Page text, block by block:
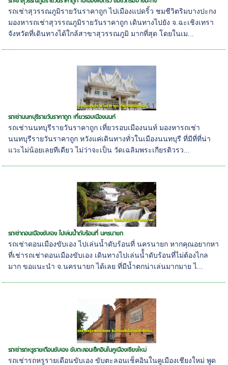
รถเช่าสุวรรณภูมิรายวันราคาถูก ไปเมืองแปดริ้ว ชมชีวิตริมบางปะกง
มองหารถเช่าสุวรรณภูมิรายวันราคาถูก เดินทางไปยัง จ.ฉะเชิงเทรา
จังหวัดที่เดินทางได้ใกล้สาขาสุวรรณภูมิ มากที่สุด โดยในเม...
รถเช่านนทบุรีรายวันราคาถูก เที่ยวรอบเมืองนนท์
รถเช่านนทบุรีรายวันราคาถูก เที่ยวรอบเมืองนนท์ มองหารถเช่า
นนทบุรีรายวันราคาถูก หวังแค่เดินทางทั่วในเมืองนนทบุรี ที่มีที่ที่น่า
แวะไม่น้อยเลยทีเดียว ไม่ว่าจะเป็น วัดเฉลิมพระเกียรติวรว...
รถเช่าดอนเมืองขับเอง ไปเล่นน้ำดับร้อนที่ นครนายก
รถเช่าดอนเมืองขับเอง ไปเล่นน้ำดับร้อนที่ นครนายก หากคุณอยากหา
ที่เช่ารถเช่าดอนเมืองขับเอง เดินทางไปเล่นน้้ำดับร้อนที่ไม่ต้องไกล
มาก ขอแนะนำ จ.นครนายก ได้เลย ที่มีน้ำตกน่าเล่นมากมาย ไ...
รถเช่ารถหรูรายเดือนขับเอง ขับตะลอนเช็คอินในคูเมืองเชียงใหม่
รถเช่ารถหรูรายเดือนขับเอง ขับตะลอนเช็คอินในคูเมืองเชียงใหม่ พูด